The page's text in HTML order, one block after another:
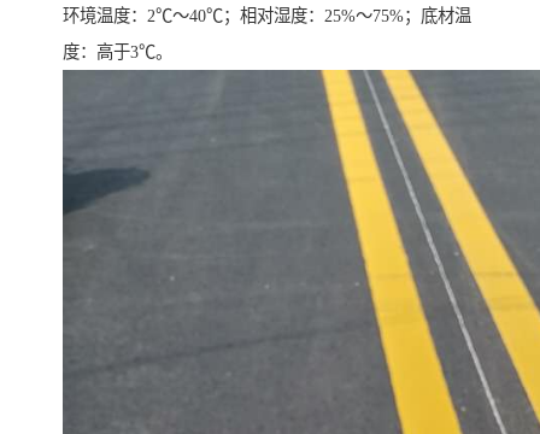
环境温度：2℃～40℃；相对湿度：25%～75%；底材温
度：高于3℃。